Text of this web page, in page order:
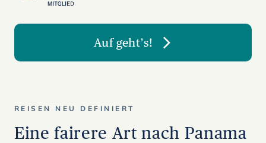
Auf geht’s!
REISEN NEU DEFINIERT
Eine fairere Art nach Panama